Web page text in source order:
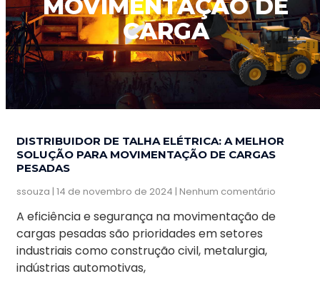
MOVIMENTAÇÃO DE
CARGA
DISTRIBUIDOR DE TALHA ELÉTRICA: A MELHOR
SOLUÇÃO PARA MOVIMENTAÇÃO DE CARGAS
PESADAS
ssouza 14 de novembro de 2024 Nenhum comentário
A eficiência e segurança na movimentação de
cargas pesadas são prioridades em setores
industriais como construção civil, metalurgia,
indústrias automotivas,